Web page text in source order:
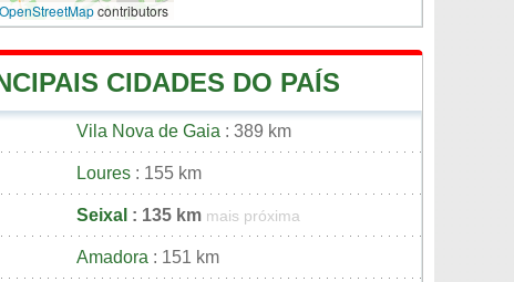
OpenStreetMapcontributors
CIDADES DO PAÍS
Vila Nova de Gaia : 389 km
Loures : 155 km
Seixal : 135 km mais próxima
Amadora : 151 km